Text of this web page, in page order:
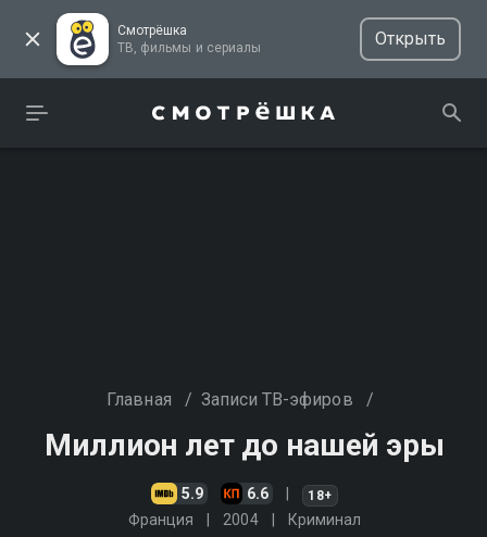
Смотрёшка
ТВ, фильмы и сериалы
Открыть
Главная / Записи ТВ-эфиров /
Миллион лет до нашей эры
5.9 6.6 18+
Франция 2004 Криминал